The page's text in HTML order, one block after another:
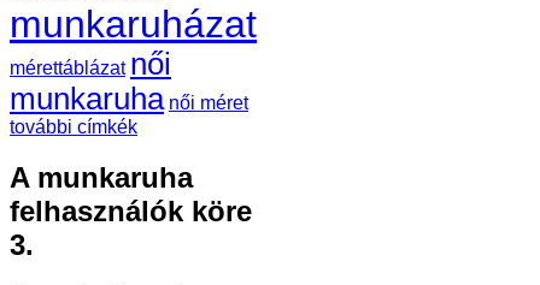
munkaruházat
mérettáblázat női
munkaruha női méret
további címkék
A munkaruha
felhasználók köre
3.